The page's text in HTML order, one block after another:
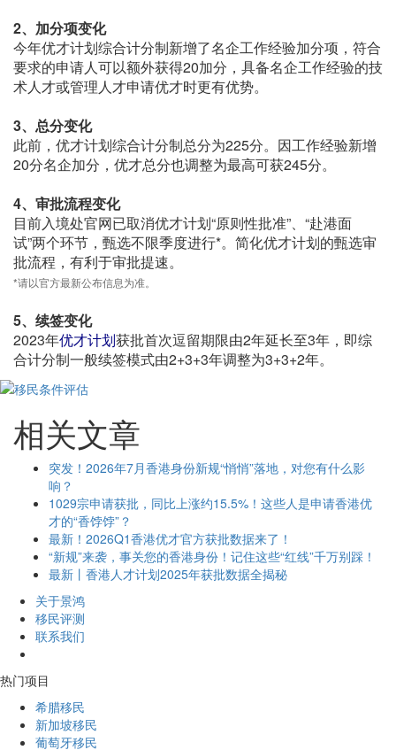
2、加分项变化
今年优才计划综合计分制新增了名企工作经验加分项，符合
要求的申请人可以额外获得20加分，具备名企工作经验的技
术人才或管理人才申请优才时更有优势。
3、总分变化
此前，优才计划综合计分制总分为225分。因工作经验新增
20分名企加分，优才总分也调整为最高可获245分。
4、审批流程变化
目前入境处官网已取消优才计划“原则性批准”、“赴港面
试”两个环节，甄选不限季度进行*。简化优才计划的甄选审
批流程，有利于审批提速。
*请以官方最新公布信息为准。
5、续签变化
2023年优才计划获批首次逗留期限由2年延长至3年，即综
合计分制一般续签模式由2+3+3年调整为3+3+2年。
相关文章
突发！2026年7月香港身份新规“悄悄”落地，对您有什么影
响？
1029宗申请获批，同比上涨约15.5%！这些人是申请香港优
才的“香饽饽”？
最新！2026Q1香港优才官方获批数据来了！
“新规”来袭，事关您的香港身份！记住这些“红线”千万别踩！
最新丨香港人才计划2025年获批数据全揭秘
关于景鸿
移民评测
联系我们
热门项目
希腊移民
新加坡移民
葡萄牙移民